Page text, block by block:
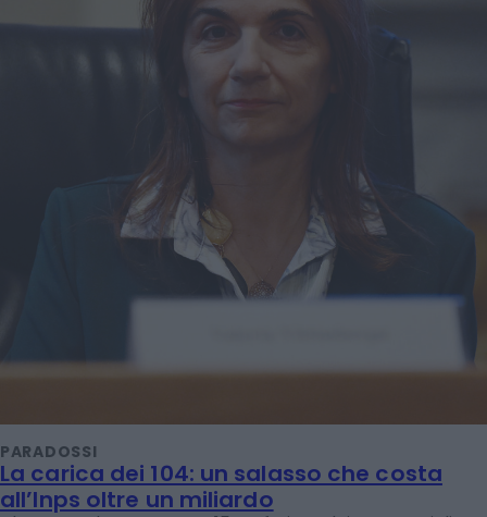
PARADOSSI
La carica dei 104: un salasso che costa
all’Inps oltre un miliardo